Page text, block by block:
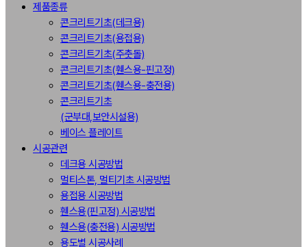
제품종류
콘크리트기초(데크용)
콘크리트기초(용접용)
콘크리트기초(주춧돌)
콘크리트기초(휀스용-핀고정)
콘크리트기초(휀스용-충전용)
콘크리트기초
(군부대,보안시설용)
베이스 플레이트
시공관련
데크용 시공방법
멀티스톤, 멀티기초 시공방법
용접용 시공방법
휀스용(핀고정) 시공방법
휀스용(충전용) 시공방법
용도별 시공사례